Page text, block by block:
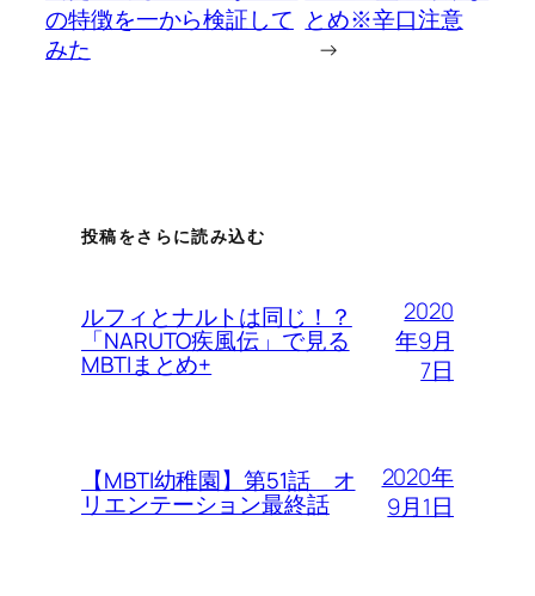
の特徴を一から検証して
みた
とめ※辛口注意
→
投稿をさらに読み込む
ルフィとナルトは同じ！？
「NARUTO疾風伝」で見る
MBTIまとめ+
2020
年9月
7日
【MBTI幼稚園】第51話 オ
リエンテーション最終話
2020年
9月1日